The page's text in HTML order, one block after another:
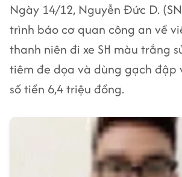
Ngày 14/12, Nguyễn Đức D.
trình báo cơ quan công an về
thanh niên đi xe SH màu trắng
tiêm đe dọa và dùng gạch đập
số tiền 6,4 triệu đồng.